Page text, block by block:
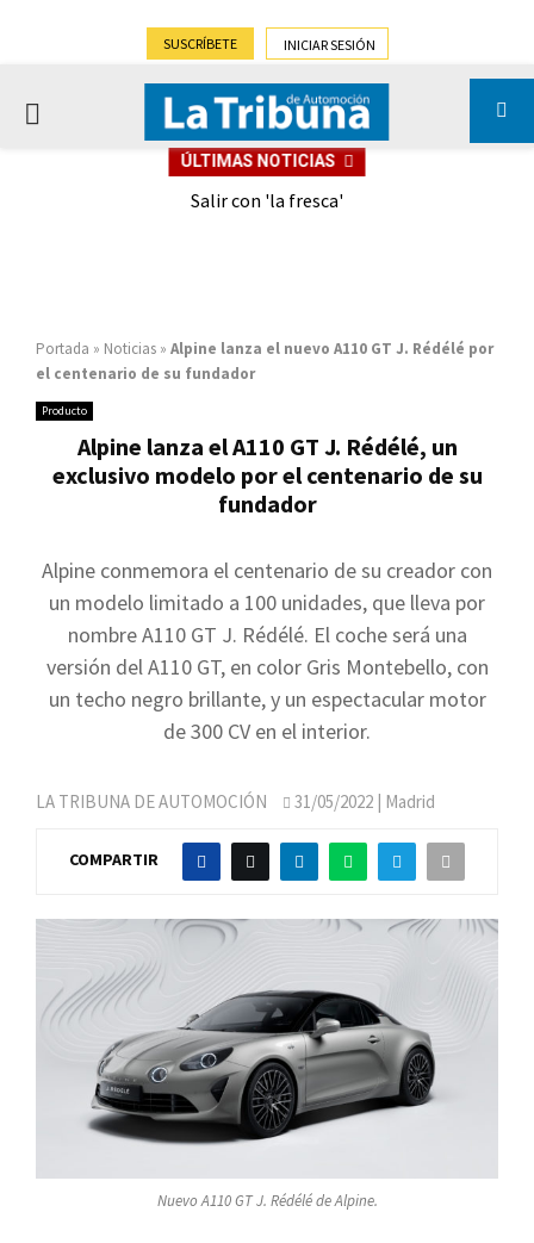
SUSCRÍBETE INICIAR SESIÓN
PRIMARY
ÚLTIMAS NOTICIAS
Salir con 'la fresca'
Portada » Noticias » Alpine lanza el nuevo A110 GT J. Rédélé por
el centenario de su fundador
Producto
Alpine lanza el A110 GT J. Rédélé, un
exclusivo modelo por el centenario de su
fundador
Alpine conmemora el centenario de su creador con
un modelo limitado a 100 unidades, que lleva por
nombre A110 GT J. Rédélé. El coche será una
versión del A110 GT, en color Gris Montebello, con
un techo negro brillante, y un espectacular motor
de 300 CV en el interior.
LA TRIBUNA DE AUTOMOCIÓN 31/05/2022 | Madrid
COMPARTIR
Nuevo A110 GT J. Rédélé de Alpine.